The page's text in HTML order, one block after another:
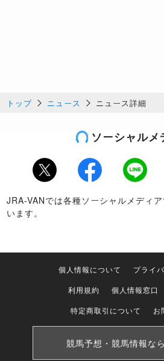
トップ ニュース ニュース詳細
ソーシャルメ
Twitter Facebook LINE
JRA-VANでは各種ソーシャルメディ
います。
個人情報について
プライ
利用規約
個人情報窓口
特定商取引について
お
競馬予想・競馬情報なら